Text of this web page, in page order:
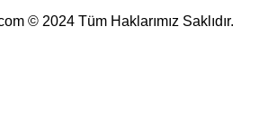
© 2024 Tüm Haklarımız Saklıdır.